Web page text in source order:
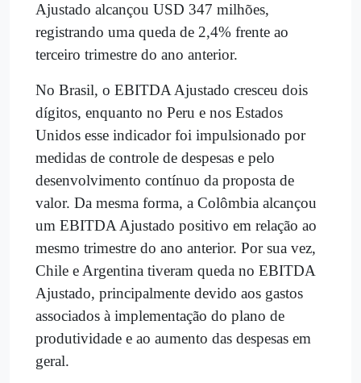
Ajustado alcançou USD 347 milhões,
registrando uma queda de 2,4% frente ao
terceiro trimestre do ano anterior.
No Brasil, o EBITDA Ajustado cresceu dois
dígitos, enquanto no Peru e nos Estados
Unidos esse indicador foi impulsionado por
medidas de controle de despesas e pelo
desenvolvimento contínuo da proposta de
valor. Da mesma forma, a Colômbia alcançou
um EBITDA Ajustado positivo em relação ao
mesmo trimestre do ano anterior. Por sua vez,
Chile e Argentina tiveram queda no EBITDA
Ajustado, principalmente devido aos gastos
associados à implementação do plano de
produtividade e ao aumento das despesas em
geral.